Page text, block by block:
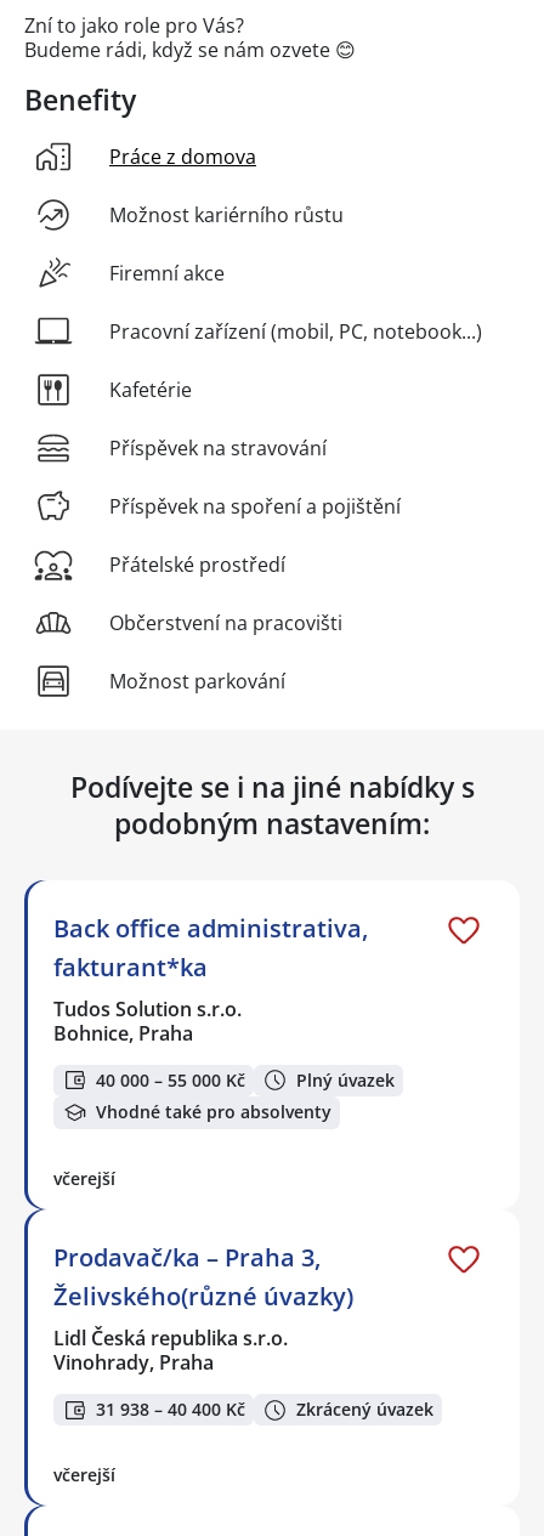
Zní to jako role pro Vás?
Budeme rádi, když se nám ozvete 😊
Benefity
Práce z domova
Možnost kariérního růstu
Firemní akce
Pracovní zařízení (mobil, PC, notebook...)
Kafetérie
Příspěvek na stravování
Příspěvek na spoření a pojištění
Přátelské prostředí
Občerstvení na pracovišti
Možnost parkování
Podívejte se i na jiné nabídky s
podobným nastavením:
Back office administrativa,
fakturant*ka
Tudos Solution s.r.o.
Bohnice, Praha
40 000 – 55 000 Kč
Plný úvazek
Vhodné také pro absolventy
včerejší
Prodavač/ka – Praha 3,
Želivského(různé úvazky)
Lidl Česká republika s.r.o.
Vinohrady, Praha
31 938 – 40 400 Kč Zkrácený úvazek
včerejší